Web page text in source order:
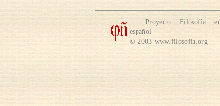
Proyecto Filosofía
español
© 2003 www.filosofia.org